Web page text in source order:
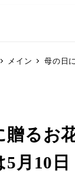
メイン
母の日
贈るお
月10日